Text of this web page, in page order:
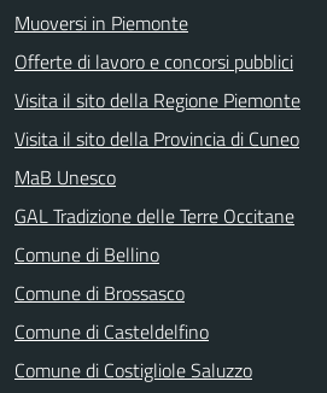
Muoversi in Piemonte
Offerte di lavoro e concorsi pubblici
Visita il sito della Regione Piemonte
Visita il sito della Provincia di Cuneo
MaB Unesco
GAL Tradizione delle Terre Occitane
Comune di Bellino
Comune di Brossasco
Comune di Casteldelfino
Comune di Costigliole Saluzzo